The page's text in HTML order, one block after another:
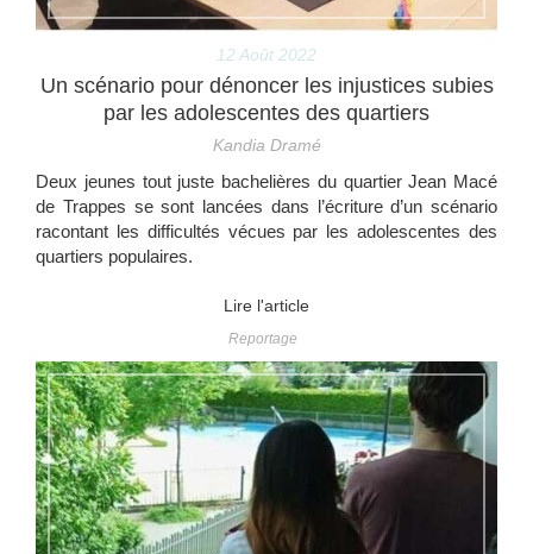
12 Août 2022
Un scénario pour dénoncer les injustices subies
par les adolescentes des quartiers
Kandia Dramé
Deux jeunes tout juste bachelières du quartier Jean Macé
de Trappes se sont lancées dans l’écriture d’un scénario
racontant les difficultés vécues par les adolescentes des
quartiers populaires.
Lire l'article
Reportage